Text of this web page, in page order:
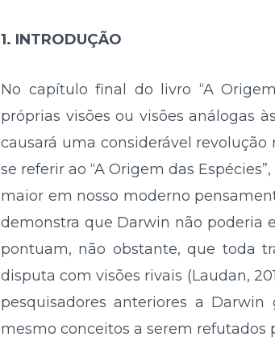
1. INTRODUÇÃO
No capítulo final do livro “A
próprias visões ou visões análogas
causará uma considerável revolução
se referir ao “A Origem das
maior em nosso moderno
demonstra que Darwin não poderia
pontuam, não obstante, que toda
disputa com visões rivais (Laudan,
pesquisadores anteriores a
mesmo conceitos a serem refutados